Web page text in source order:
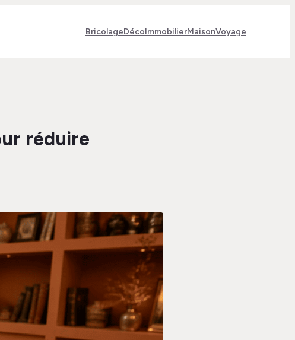
BricolageDécoImmobilierMaisonVoyage
réduire